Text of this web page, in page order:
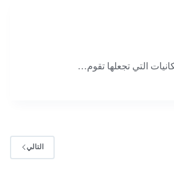
التي تجعلها تقوم…
التالي